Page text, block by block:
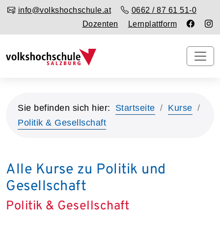
info@volkshochschule.at
0662 / 87 61 51-0
Dozenten
Lernplattform
Sie befinden sich hier: Startseite
Kurse
Politik & Gesellschaft
Alle Kurse zu Politik und
Gesellschaft
Politik & Gesellschaft